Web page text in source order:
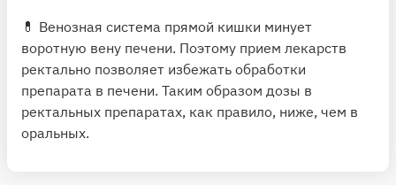
💊 Венозная система прямой кишки минует
воротную вену печени. Поэтому прием лекарств
ректально позволяет избежать обработки
препарата в печени. Таким образом дозы в
ректальных препаратах, как правило, ниже, чем в
оральных.